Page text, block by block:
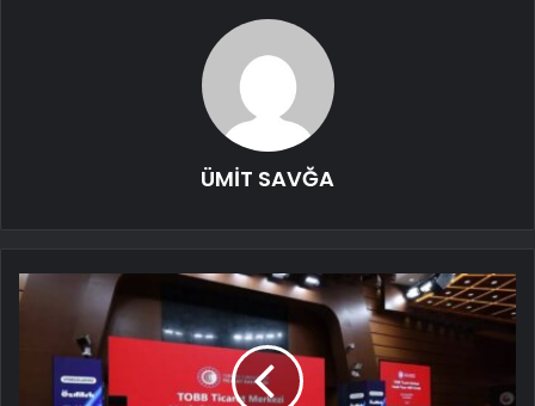
ÜMİT SAVĞA